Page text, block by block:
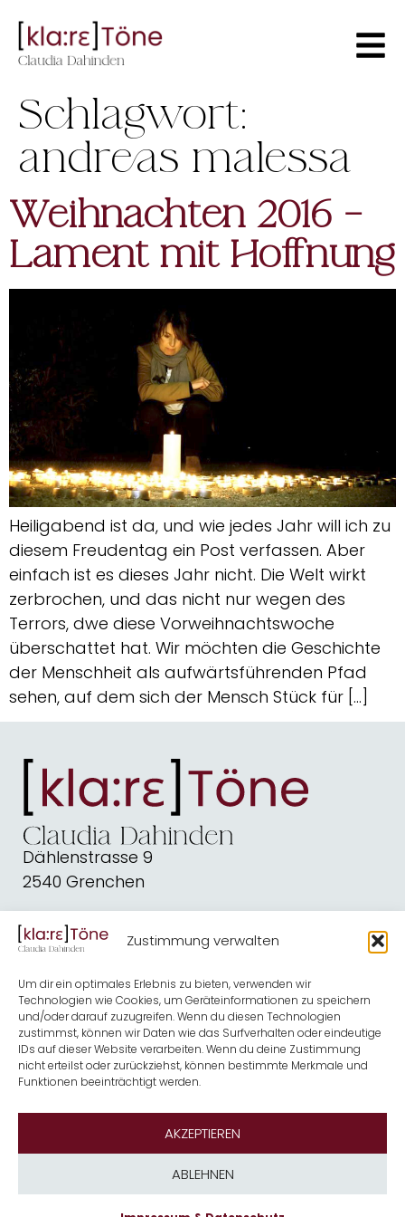
Zustimmung verwalten
Um dir ein optimales Erlebnis zu bieten, verwenden wir
Technologien wie Cookies, um Geräteinformationen zu speichern
und/oder darauf zuzugreifen. Wenn du diesen Technologien
zustimmst, können wir Daten wie das Surfverhalten oder eindeutige
IDs auf dieser Website verarbeiten. Wenn du deine Zustimmung
nicht erteilst oder zurückziehst, können bestimmte Merkmale und
Funktionen beeinträchtigt werden.
AKZEPTIEREN
ABLEHNEN
Schlagwort:
andreas malessa
Weihnachten 2016 –
Lament mit Hoffnung
Heiligabend ist da, und wie jedes Jahr will ich zu
diesem Freudentag ein Post verfassen. Aber
einfach ist es dieses Jahr nicht. Die Welt wirkt
zerbrochen, und das nicht nur wegen des
Terrors, dwe diese Vorweihnachtswoche
überschattet hat. Wir möchten die Geschichte
der Menschheit als aufwärtsführenden Pfad
sehen, auf dem sich der Mensch Stück für […]
Dählenstrasse 9
2540 Grenchen
dahindenbooks@quickline.ch
Schreiben
Kirche
Musik
Kontakt
Shop
Termine
Über mich
Impressum & Datenschutz